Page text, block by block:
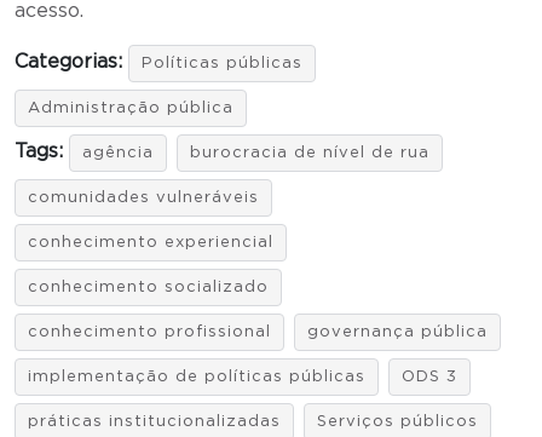
acesso.
Categorias: Políticas públicas
Administração pública
Tags: agência burocracia de nível de rua
comunidades vulneráveis
conhecimento experiencial
conhecimento socializado
conhecimento profissional governança pública
implementação de políticas públicas ODS 3
práticas institucionalizadas Serviços públicos